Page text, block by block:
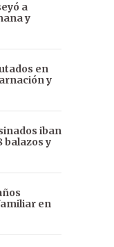
a
y
en
y
iban
balazos y
en